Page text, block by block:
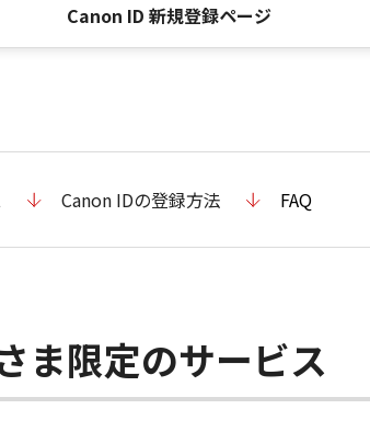
Canon ID 新規登録ページ
Canon IDの登録方法 FAQ
ま限定のサービス